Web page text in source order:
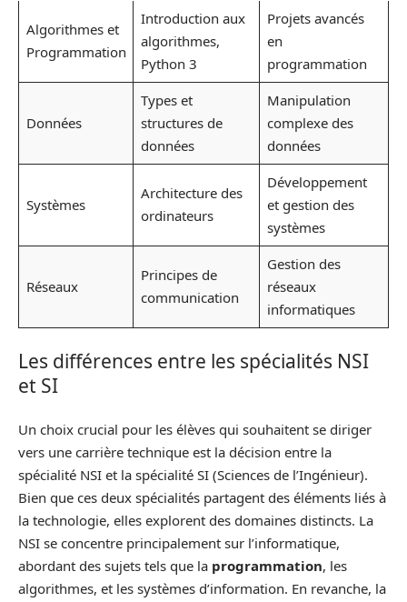
Algorithmes et
Programmation
Introduction aux
algorithmes,
Python 3
Projets avancés
en
programmation
Données
Types et
structures de
données
Manipulation
complexe des
données
Systèmes
Architecture des
ordinateurs
Développement
et gestion des
systèmes
Réseaux
Principes de
communication
Gestion des
réseaux
informatiques
Les différences entre les spécialités NSI
et SI
Un choix crucial pour les élèves qui souhaitent se diriger
vers une carrière technique est la décision entre la
spécialité NSI et la spécialité SI (Sciences de l’Ingénieur).
Bien que ces deux spécialités partagent des éléments liés à
la technologie, elles explorent des domaines distincts. La
NSI se concentre principalement sur l’informatique,
abordant des sujets tels que la programmation, les
algorithmes, et les systèmes d’information. En revanche, la